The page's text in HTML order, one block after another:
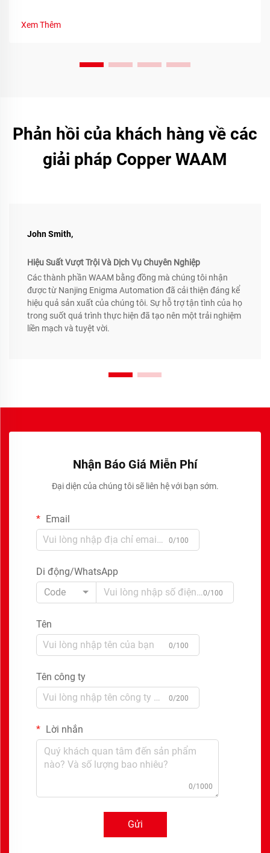
Xem Thêm
Phản hồi của khách hàng về các
giải pháp Copper WAAM
John Smith,
Hiệu Suất Vượt Trội Và Dịch Vụ Chuyên Nghiệp
Các thành phần WAAM bằng đồng mà chúng tôi nhận
được từ Nanjing Enigma Automation đã cải thiện đáng kể
hiệu quả sản xuất của chúng tôi. Sự hỗ trợ tận tình của họ
trong suốt quá trình thực hiện đã tạo nên một trải nghiệm
liền mạch và tuyệt vời.
Nhận Báo Giá Miễn Phí
Đại diện của chúng tôi sẽ liên hệ với bạn sớm.
Email
0/100
Di động/WhatsApp
Code
0/100
Tên
0/100
Tên công ty
0/200
Lời nhắn
0/1000
Gửi